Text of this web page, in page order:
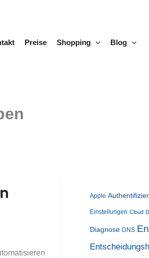
Preise Shopping Blog
Apple
Einstellungen Cloud
Diagnose DNS